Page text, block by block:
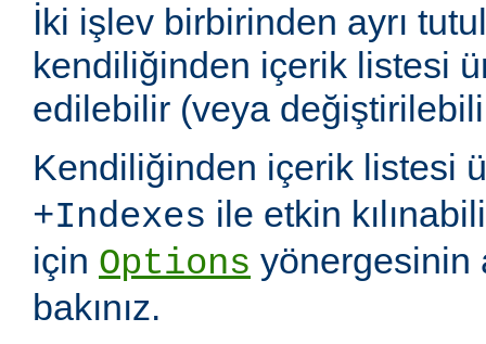
İki işlev birbirinden ayrı
kendiliğinden içerik listesi
edilebilir (veya
Kendiliğinden içerik listesi
+Indexes ile etkin
için Options yönergesinin
bakınız.